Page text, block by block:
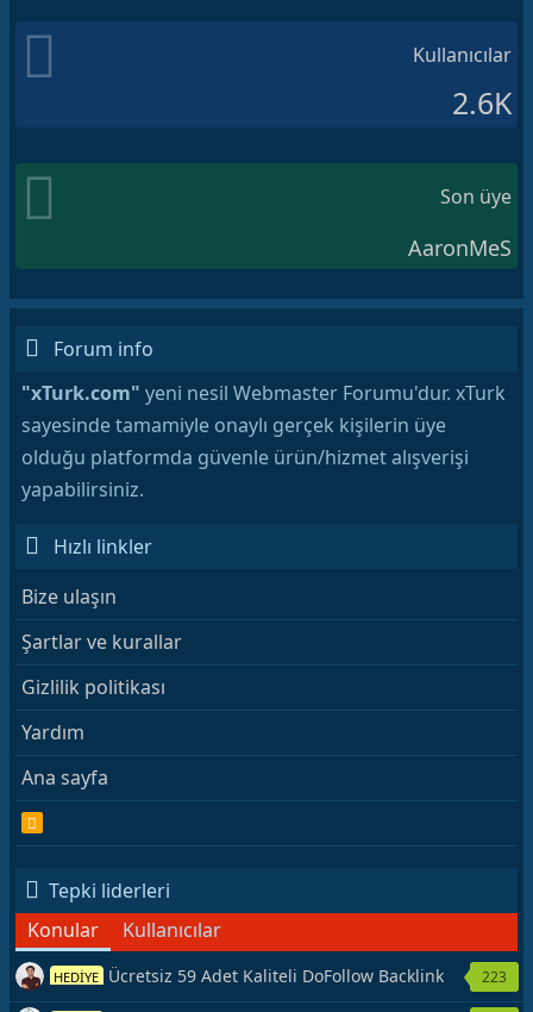
Kullanıcılar
2.6K
Son üye
AaronMeS
Forum info
"xTurk.com" yeni nesil Webmaster Forumu'dur. xTurk
sayesinde tamamiyle onaylı gerçek kişilerin üye
olduğu platformda güvenle ürün/hizmet alışverişi
yapabilirsiniz.
Hızlı linkler
Bize ulaşın
Şartlar ve kurallar
Gizlilik politikası
Yardım
Ana sayfa
R
S
Tepki liderleri
Konular
Kullanıcılar
HEDİYE Ücretsiz 59 Adet Kaliteli DoFollow Backlink
Kaynağı Veriyorum.
223